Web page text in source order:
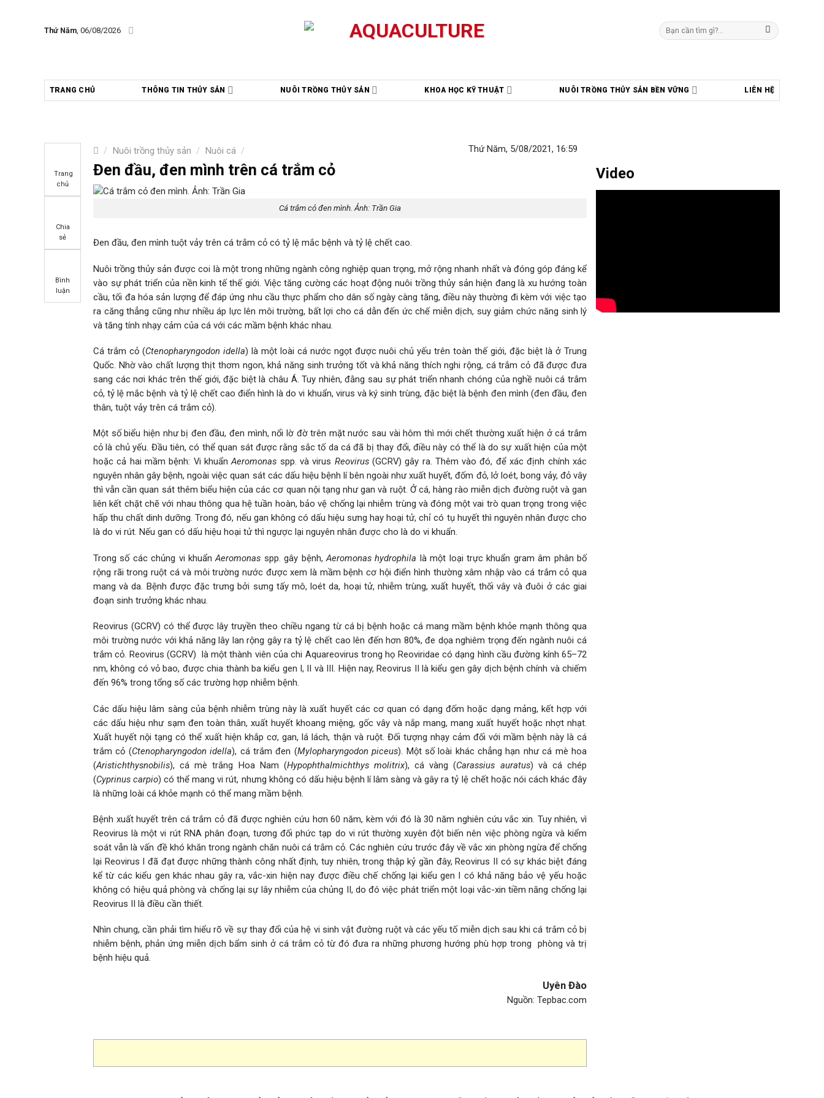
Thứ Năm, 06/08/2026
Tìm
kiếm:
TRANG CHỦ THÔNG TIN THỦY SẢN NUÔI TRỒNG THỦY SẢN KHOA HỌC KỸ THUẬT NUÔI TRỒNG THỦY SẢN BỀN VỮNG LIÊN HỆ
/ Nuôi trồng thủy sản / Nuôi cá /
Trang
chủ
Chia
sẻ
Bình
luận
Thứ Năm, 5/08/2021, 16:59
Đen đầu, đen mình trên cá trắm cỏ
Cá trắm cỏ đen mình. Ảnh: Trần Gia
Đen đầu, đen mình tuột vảy trên cá trắm cỏ có tỷ lệ mắc bệnh và tỷ lệ chết cao.
Nuôi trồng thủy sản được coi là một trong những ngành công nghiệp quan trọng, mở rộng nhanh nhất và đóng góp đáng kể
vào sự phát triển của nền kinh tế thế giới. Việc tăng cường các hoạt động nuôi trồng thủy sản hiện đang là xu hướng toàn
cầu, tối đa hóa sản lượng để đáp ứng nhu cầu thực phẩm cho dân số ngày càng tăng, điều này thường đi kèm với việc tạo
ra căng thẳng cũng như nhiều áp lực lên môi trường, bất lợi cho cá dẫn đến ức chế miễn dịch, suy giảm chức năng sinh lý
và tăng tính nhạy cảm của cá với các mầm bệnh khác nhau.
Cá trắm cỏ (Ctenopharyngodon idella) là một loài cá nước ngọt được nuôi chủ yếu trên toàn thế giới, đặc biệt là ở Trung
Quốc. Nhờ vào chất lượng thịt thơm ngon, khả năng sinh trưởng tốt và khả năng thích nghi rộng, cá trắm cỏ đã được đưa
sang các nơi khác trên thế giới, đặc biệt là châu Á. Tuy nhiên, đằng sau sự phát triển nhanh chóng của nghề nuôi cá trắm
cỏ, tỷ lệ mắc bệnh và tỷ lệ chết cao điển hình là do vi khuẩn, virus và ký sinh trùng, đặc biệt là bệnh đen mình (đen đầu, đen
thân, tuột vảy trên cá trắm cỏ).
Một số biểu hiện như bị đen đầu, đen mình, nổi lờ đờ trên mặt nước sau vài hôm thì mới chết thường xuất hiện ở cá trắm
cỏ là chủ yếu. Đầu tiên, có thể quan sát được rằng sắc tố da cá đã bị thay đổi, điều này có thể là do sự xuất hiện của một
hoặc cả hai mầm bệnh: Vi khuẩn Aeromonas spp. và virus Reovirus(GCRV) gây ra. Thêm vào đó, để xác định chính xác
nguyên nhân gây bệnh, ngoài việc quan sát các dấu hiệu bệnh lí bên ngoài như xuất huyết, đốm đỏ, lở loét, bong vảy, đỏ vây
thì vẫn cần quan sát thêm biểu hiện của các cơ quan nội tạng như gan và ruột. Ở cá, hàng rào miễn dịch đường ruột và gan
liên kết chặt chẽ với nhau thông qua hệ tuần hoàn, bảo vệ chống lại nhiễm trùng và đóng một vai trò quan trọng trong việc
hấp thu chất dinh dưỡng. Trong đó, nếu gan không có dấu hiệu sưng hay hoại tử, chỉ có tụ huyết thì nguyên nhân được cho
là do vi rút. Nếu gan có dấu hiệu hoại tử thì ngược lại nguyên nhân được cho là do vi khuẩn.
Trong số các chủng vi khuẩnAeromonas spp. gây bệnh,Aeromonas hydrophila là một loại trực khuẩn gram âm phân bố
rộng rãi trong ruột cá và môi trường nước được xem là mầm bệnh cơ hội điển hình thường xâm nhập vào cá trắm cỏ qua
mang và da. Bệnh được đặc trưng bởi sưng tấy mô, loét da, hoại tử, nhiễm trùng, xuất huyết, thối vây và đuôi ở các giai
đoạn sinh trưởng khác nhau.
Reovirus (GCRV) có thể được lây truyền theo chiều ngang từ cá bị bệnh hoặc cá mang mầm bệnh khỏe mạnh thông qua
môi trường nước với khả năng lây lan rộng gây ra tỷ lệ chết cao lên đến hơn 80%, đe dọa nghiêm trọng đến ngành nuôi cá
trắm cỏ. Reovirus (GCRV) là một thành viên của chi Aquareovirus trong họ Reoviridae có dạng hình cầu đường kính 65–72
nm, không có vỏ bao, được chia thành ba kiểu gen I, II và III. Hiện nay, Reovirus II là kiểu gen gây dịch bệnh chính và chiếm
đến 96% trong tổng số các trường hợp nhiễm bệnh.
Các dấu hiệu lâm sàng của bệnh nhiễm trùng này là xuất huyết các cơ quan có dạng đốm hoặc dạng mảng, kết hợp với
các dấu hiệu như sạm đen toàn thân, xuất huyết khoang miệng, gốc vây và nắp mang, mang xuất huyết hoặc nhợt nhạt.
Xuất huyết nội tạng có thể xuất hiện khắp cơ, gan, lá lách, thận và ruột. Đối tượng nhạy cảm đối với mầm bệnh này là cá
trắm cỏ (Ctenopharyngodon idella), cá trắm đen (Mylopharyngodon piceus). Một số loài khác chẳng hạn như cá mè hoa
(Aristichthysnobilis), cá mè trắng Hoa Nam (Hypophthalmichthys molitrix), cá vàng (Carassius auratus) và cá chép
(Cyprinus carpio) có thể mang vi rút, nhưng không có dấu hiệu bệnh lí lâm sàng và gây ra tỷ lệ chết hoặc nói cách khác đây
là những loài cá khỏe mạnh có thể mang mầm bệnh.
Bệnh xuất huyết trên cá trắm cỏ đã được nghiên cứu hơn 60 năm, kèm với đó là 30 năm nghiên cứu vắc xin. Tuy nhiên, vì
Reovirus là một vi rút RNA phân đoạn, tương đối phức tạp do vi rút thường xuyên đột biến nên việc phòng ngừa và kiểm
soát vẫn là vấn đề khó khăn trong ngành chăn nuôi cá trắm cỏ. Các nghiên cứu trước đây về vắc xin phòng ngừa để chống
lại Reovirus I đã đạt được những thành công nhất định, tuy nhiên, trong thập kỷ gần đây, Reovirus II có sự khác biệt đáng
kể từ các kiểu gen khác nhau gây ra, vắc-xin hiện nay được điều chế chống lại kiểu gen I có khả năng bảo vệ yếu hoặc
không có hiệu quả phòng và chống lại sự lây nhiễm của chủng II, do đó việc phát triển một loại vắc-xin tiềm năng chống lại
Reovirus II là điều cần thiết.
Nhìn chung, cần phải tìm hiểu rõ về sự thay đổi của hệ vi sinh vật đường ruột và các yếu tố miễn dịch sau khi cá trắm cỏ bị
nhiễm bệnh, phản ứng miễn dịch bẩm sinh ở cá trắm cỏ từ đó đưa ra những phương hướng phù hợp trong phòng và trị
bệnh hiệu quả.
Uyên Đào
Nguồn: Tepbac.com
Video